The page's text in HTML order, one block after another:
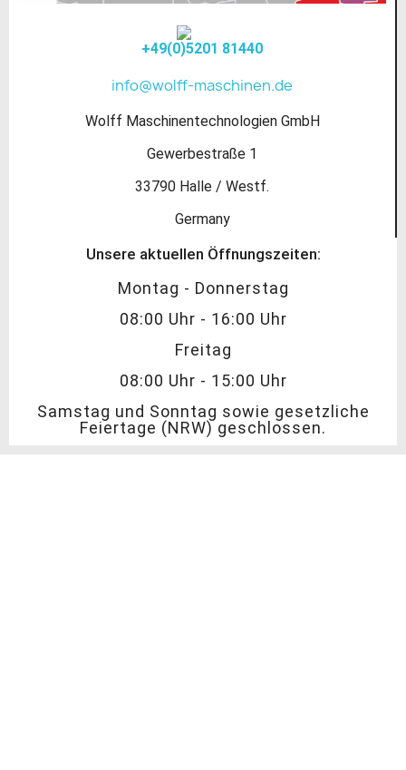
+49(0)5201 81440
info@wolff-maschinen.de
Wolff Maschinentechnologien GmbH
Gewerbestraße 1
33790 Halle / Westf.
Germany
Unsere aktuellen Öffnungszeiten:
Montag - Donnerstag
08:00 Uhr - 16:00 Uhr
Freitag
08:00 Uhr - 15:00 Uhr
Samstag und Sonntag sowie gesetzliche
Feiertage (NRW) geschlossen.